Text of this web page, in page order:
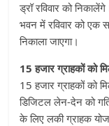
ड्रॉ रविवार को
भवन में रविवार को एक
निकाला जाएगा।
15 हजार ग्राहकों को
15 हजार ग्राहकों को
डिजिटल लेन-देन को
के लिए लकी ग्राहक